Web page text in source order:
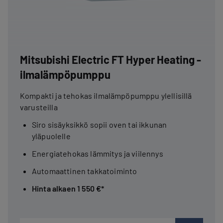
Mitsubishi Electric FT Hyper Heating -
ilmalämpöpumppu
Kompakti ja tehokas ilmalämpöpumppu ylellisillä
varusteilla
Siro sisäyksikkö sopii oven tai ikkunan
yläpuolelle
Energiatehokas lämmitys ja viilennys
Automaattinen takkatoiminto
Hinta alkaen 1 550 €*